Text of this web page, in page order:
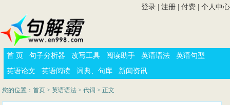
登录 注册 付费 个人中心
首 页 句子分析器 改写工具 阅读助手 英语语法
英语句型
英语论文
英语阅读 词典、句库 新闻资讯
您的位置：首页 >英语语法 >代词 > 正文